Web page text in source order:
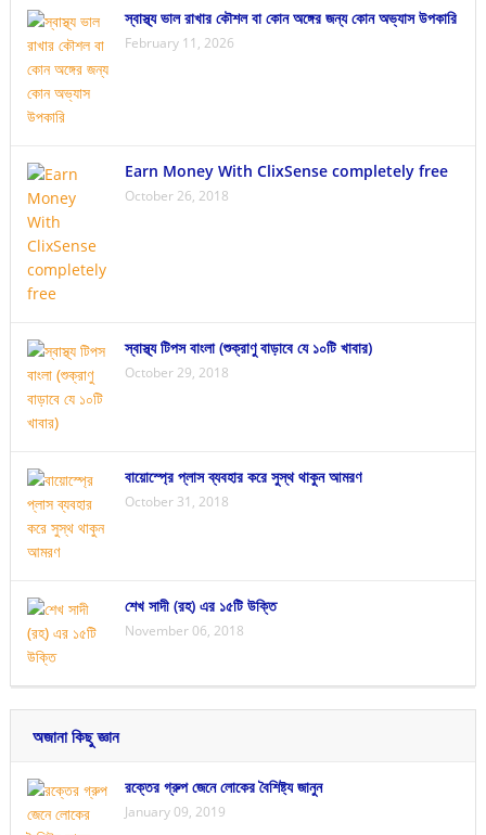
স্বাস্থ্য ভাল রাখার কৌশল বা কোন অঙ্গের জন্য কোন অভ্যাস উপকারি
February 11, 2026
Earn Money With ClixSense completely free
October 26, 2018
স্বাস্থ্য টিপস বাংলা (শুক্রাণু বাড়াবে যে ১০টি খাবার)
October 29, 2018
বায়োস্প্রে প্লাস ব্যবহার করে সুস্থ থাকুন আমরণ
October 31, 2018
শেখ সাদী (রহ) এর ১৫টি উক্তি
November 06, 2018
অজানা কিছু জ্ঞান
রক্তের গ্রুপ জেনে লোকের বৈশিষ্ট্য জানুন
January 09, 2019